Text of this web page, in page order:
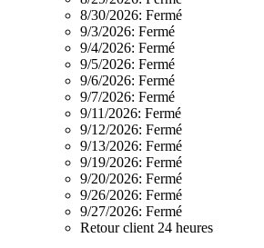
8/30/2026: Fermé
9/3/2026: Fermé
9/4/2026: Fermé
9/5/2026: Fermé
9/6/2026: Fermé
9/7/2026: Fermé
9/11/2026: Fermé
9/12/2026: Fermé
9/13/2026: Fermé
9/19/2026: Fermé
9/20/2026: Fermé
9/26/2026: Fermé
9/27/2026: Fermé
Retour client 24 heures